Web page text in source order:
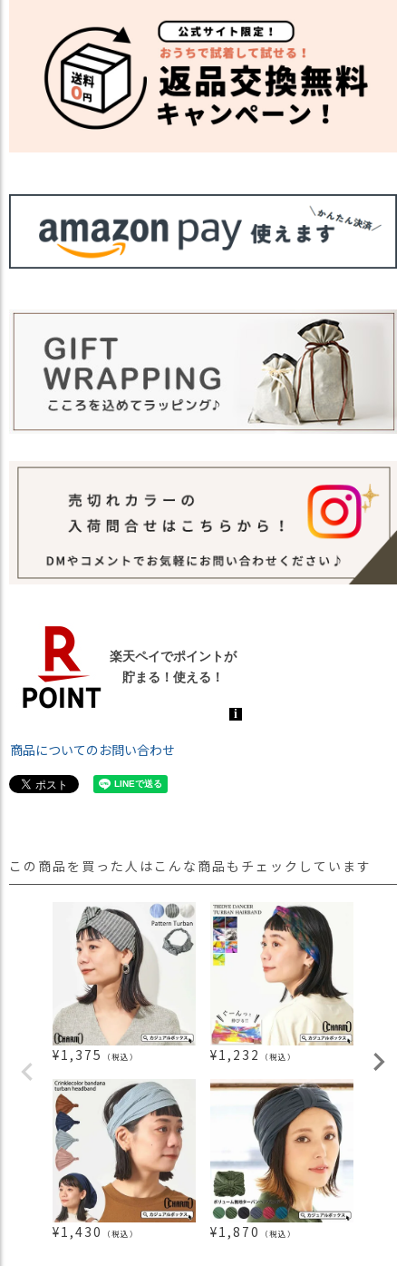
商品についてのお問い合わせ
この商品を買った人はこんな商品もチェックしています
¥1,375 （税込） ¥1,232 （税込） ¥
¥1,430 （税込） ¥1,870 （税込）